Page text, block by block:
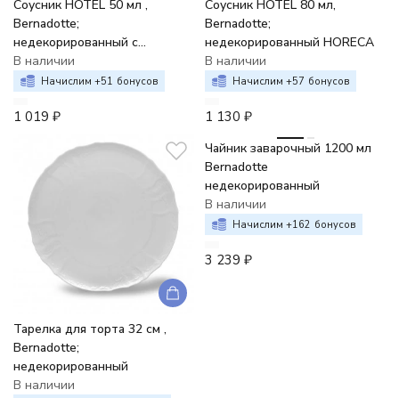
Соусник HOTEL 50 мл ,
Bernadotte;
недекорированный с
подставкой
В наличии
Начислим +51 бонусов
1 019 ₽
Соусник HOTEL 80 мл,
Bernadotte;
недекорированный HORECA
В наличии
Начислим +57 бонусов
1 130 ₽
Тарелка для торта 32 см ,
Bernadotte;
недекорированный
В наличии
Чайник заварочный 1200 мл
Bernadotte
недекорированный
В наличии
Начислим +162 бонусов
3 239 ₽